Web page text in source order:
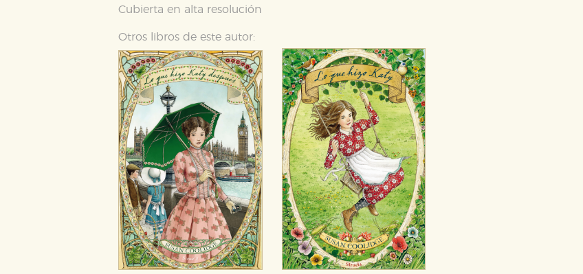
Cubierta en alta resolución
Otros libros de este autor:
GUARDAR CONFIGURACIÓN
Puede consultar nuestrapolítica de cookies